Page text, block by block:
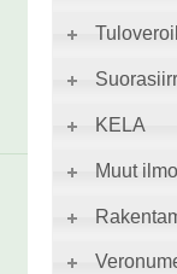
KELA
Muut